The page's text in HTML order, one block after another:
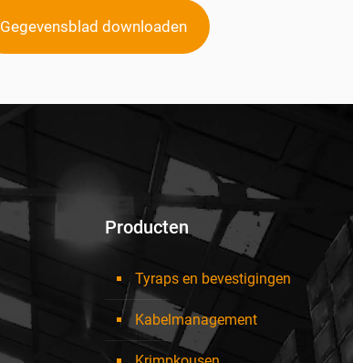
Gegevensblad downloaden
Producten
Tyraps en bevestigingen
Kabelmanagement